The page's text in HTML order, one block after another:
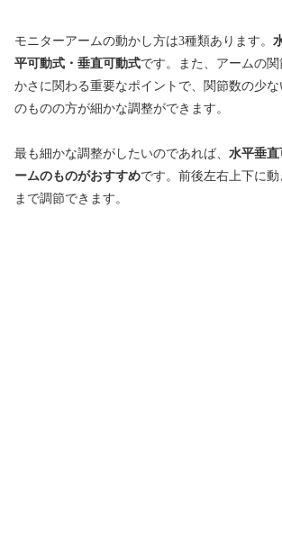
モニターアームの動かし方は3種類あります。
平可動式・垂直可動式です。また、アームの
かさに関わる重要なポイントで、関節数の少
のものの方が細かな調整ができます。
最も細かな調整がしたいのであれば、 水平垂
ームのものがおすすめです。前後左右上下に
まで調節できます。